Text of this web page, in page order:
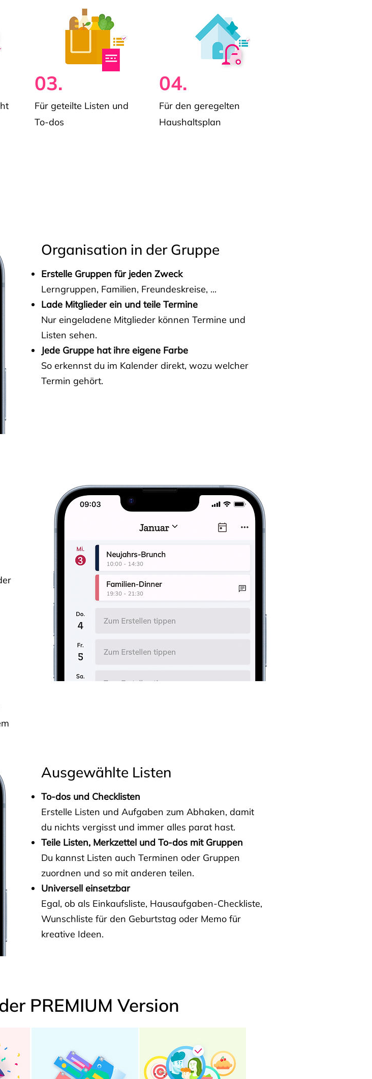
03.
Für geteilte Listen und
To-dos
04.
Für den geregelten
Haushaltsplan
Organisation in der Gruppe
Erstelle Gruppen für jeden Zweck
Lerngruppen, Familien, Freundeskreise, ...
Lade Mitglieder ein und teile Termine
Nur eingeladene Mitglieder können Termine und
Listen sehen.
Jede Gruppe hat ihre eigene Farbe
So erkennst du im Kalender direkt, wozu welcher
Termin gehört.
Ausgewählte Listen
To-dos und Checklisten
Erstelle Listen und Aufgaben zum Abhaken, damit
du nichts vergisst und immer alles parat hast.
Teile Listen, Merkzettel und To-dos mit Gruppen
Du kannst Listen auch Terminen oder Gruppen
zuordnen und so mit anderen teilen.
Universell einsetzbar
Egal, ob als Einkaufsliste, Hausaufgaben-Checkliste,
Wunschliste für den Geburtstag oder Memo für
kreative Ideen.
PREMIUM Version